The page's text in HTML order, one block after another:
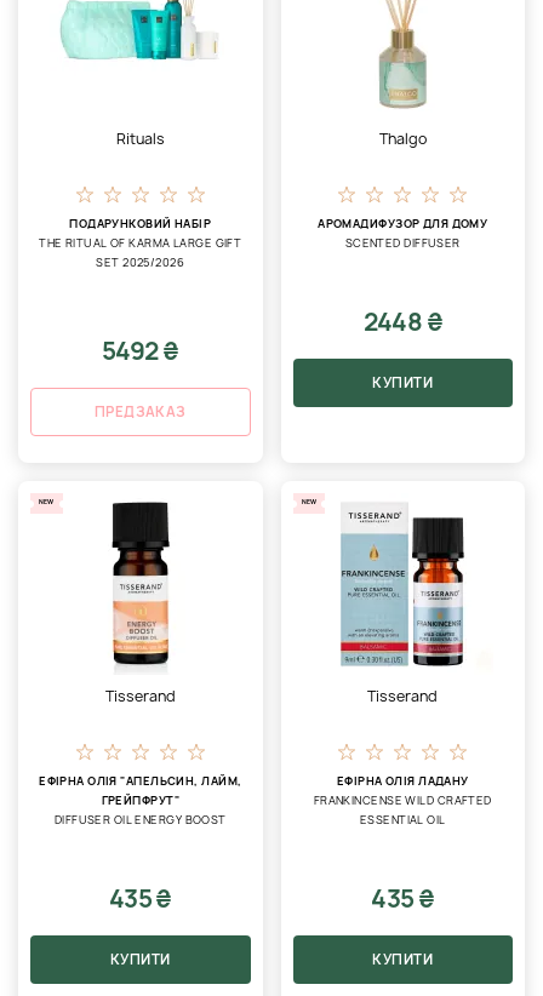
Rituals
ПОДАРУНКОВИЙ НАБІР
THE RITUAL OF KARMA LARGE GIFT
SET 2025/2026
5492 ₴
ПРЕДЗАКАЗ
Thalgo
АРОМАДИФУЗОР ДЛЯ ДОМУ
SCENTED DIFFUSER
2448 ₴
КУПИТИ
NEW
Tisserand
ЕФІРНА ОЛІЯ "АПЕЛЬСИН, ЛАЙМ,
ГРЕЙПФРУТ"
DIFFUSER OIL ENERGY BOOST
435 ₴
КУПИТИ
NEW
Tisserand
ЕФІРНА ОЛІЯ ЛАДАНУ
FRANKINCENSE WILD CRAFTED
ESSENTIAL OIL
435 ₴
КУПИТИ